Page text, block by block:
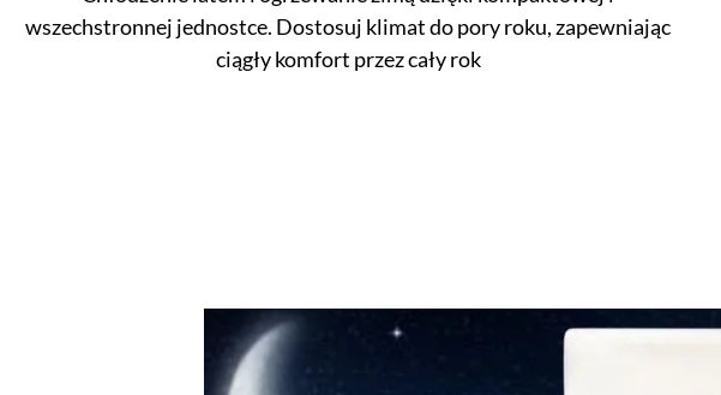
wszechstronnej jednostce. Dostosuj klimat do pory roku, zapewniając
ciągły komfort przez cały rok